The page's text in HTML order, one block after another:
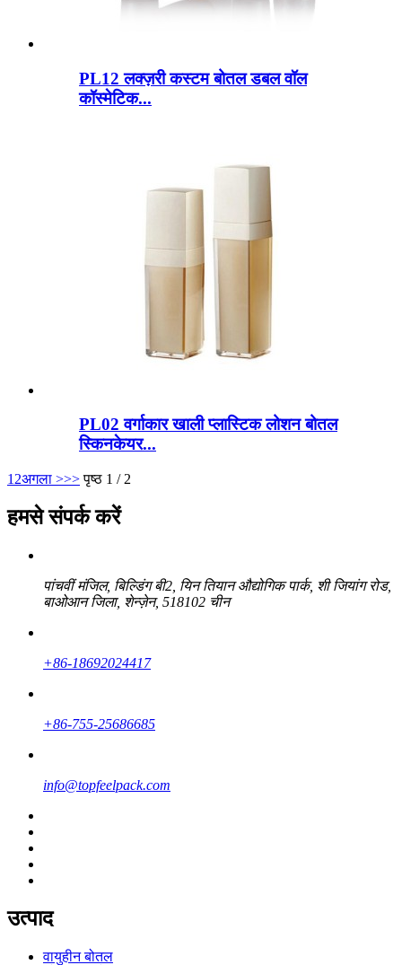
PL12 लक्ज़री कस्टम बोतल डबल वॉल
कॉस्मेटिक...
PL02 वर्गाकार खाली प्लास्टिक लोशन बोतल
स्किनकेयर...
1 2अगला >>> पृष्ठ 1 / 2
हमसे संपर्क करें
पांचवीं मंजिल, बिल्डिंग बी2, यिन तियान औद्योगिक पार्क, शी जियांग रोड,
बाओआन जिला, शेन्ज़ेन, 518102 चीन
+86-18692024417
+86-755-25686685
info@topfeelpack.com
उत्पाद
वायुहीन बोतल